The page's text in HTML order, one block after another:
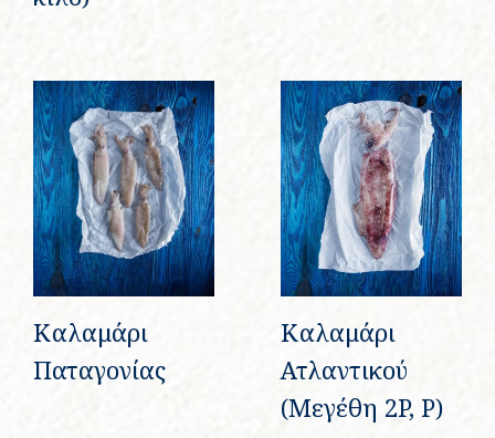
Καλαμάρι
Παταγονίας
Καλαμάρι
Ατλαντικού
(Μεγέθη 2P, P)